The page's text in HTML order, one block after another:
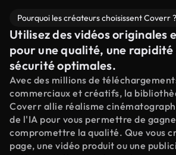
Pourquoi les créateurs choisissent Coverr ?
Utilisez des vidéos originales
pour une qualité, une rapidité
sécurité optimales.
Avec des millions de
commerciaux et créatifs, la
Coverr allie réalisme
de l'IA pour vous permettre de
compromettre la qualité. Que vous
page, une vidéo produit ou une